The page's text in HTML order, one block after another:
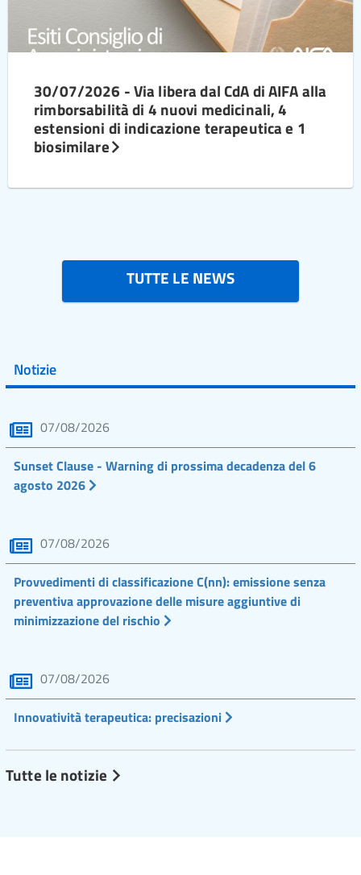
30/07/2026 - Via libera dal CdA di AIFA alla
rimborsabilità di 4 nuovi medicinali, 4
estensioni di indicazione terapeutica e 1
biosimilare
TUTTE LE NEWS
Notizie
07/08/2026
Sunset Clause - Warning di prossima decadenza del 6
agosto 2026
07/08/2026
Provvedimenti di classificazione C(nn): emissione senza
preventiva approvazione delle misure aggiuntive di
minimizzazione del rischio
07/08/2026
Innovatività terapeutica: precisazioni
Tutte le notizie